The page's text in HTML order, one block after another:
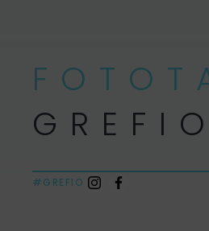
GREFIO
#GREFIO